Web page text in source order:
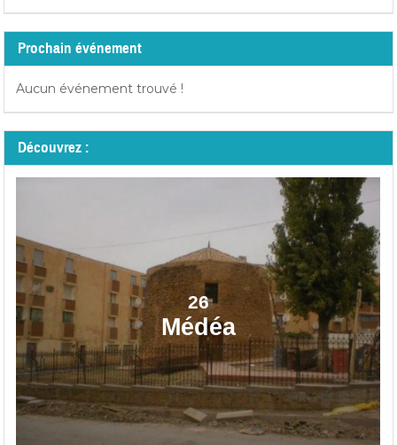
Prochain événement
Aucun événement trouvé !
Découvrez :
26
Médéa